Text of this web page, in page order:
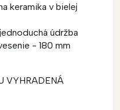
keramika v bielej
údržba
- 180 mm
VYHRADENÁ